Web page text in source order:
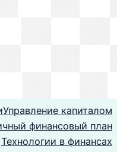
Управление капиталом
финансовый план
Технологии в финансах